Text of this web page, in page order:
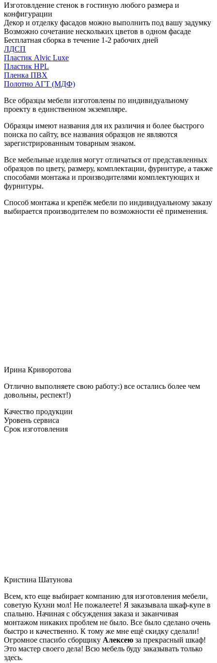
Изготовлдение стенок в гостиную любого размера и
конфигурации
Декор и отделку фасадов можно выполнить под вашу задумку
Возможно сочетание нескольких цветов в одном фасаде
Бесплатная сборка в течение 1-2 рабочих дней
ЛДСП
Пластик Alvic Luxe
Пластик HPL
Пленка ПВХ
Полотно АГТ (МДФ)
Все образцы мебели изготовлены по индивидуальному
проекту в единственном экземпляре.
Образцы имеют названия для их различия и более быстрого
поиска по сайту, все названия образцов не являются
зарегистрированным товарным знаком.
Все мебельные изделия могут отличаться от представленных
образцов по цвету, размеру, комплектации, фурнитуре, а также
способами монтажа и производителями комплектующих и
фурнитуры.
Способ монтажа и крепёж мебели по индивидуальному заказу
выбирается производителем по возможности её применения.
Ирина Криворотова
Отлично выполняете свою работу:) все остались более чем
довольны, респект!)
Качество продукции
Уровень сервиса
Срок изготовления
Кристина Шатунова
Всем, кто еще выбирает компанию для изготовления мебели,
советую Кухни мол! Не пожалеете! Я заказывала шкаф-купе в
спальню. Начиная с обсуждения заказа и заканчивая
монтажом никаких проблем не было. Все было сделано очень
быстро и качественно. К тому же мне ещё скидку сделали!
Огромное спасибо сборщику Алексею за прекрасный шкаф!
Это мастер своего дела! Всю мебель буду заказывать только
здесь.